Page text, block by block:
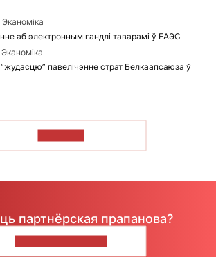
Эканоміка
аб электронным гандлі таварамі ў ЕАЭС
Эканоміка
павелічэнне страт Белкаапсаюза ў
партнёрская прапанова?